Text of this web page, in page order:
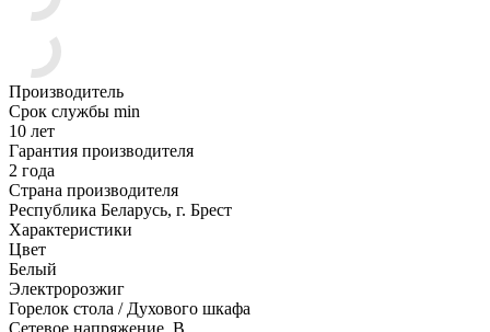
Производитель
Срок службы min
10 лет
Гарантия производителя
2 года
Страна производителя
Республика Беларусь, г. Брест
Характеристики
Цвет
Белый
Электророзжиг
Горелок стола / Духового шкафа
Сетевое напряжение, В